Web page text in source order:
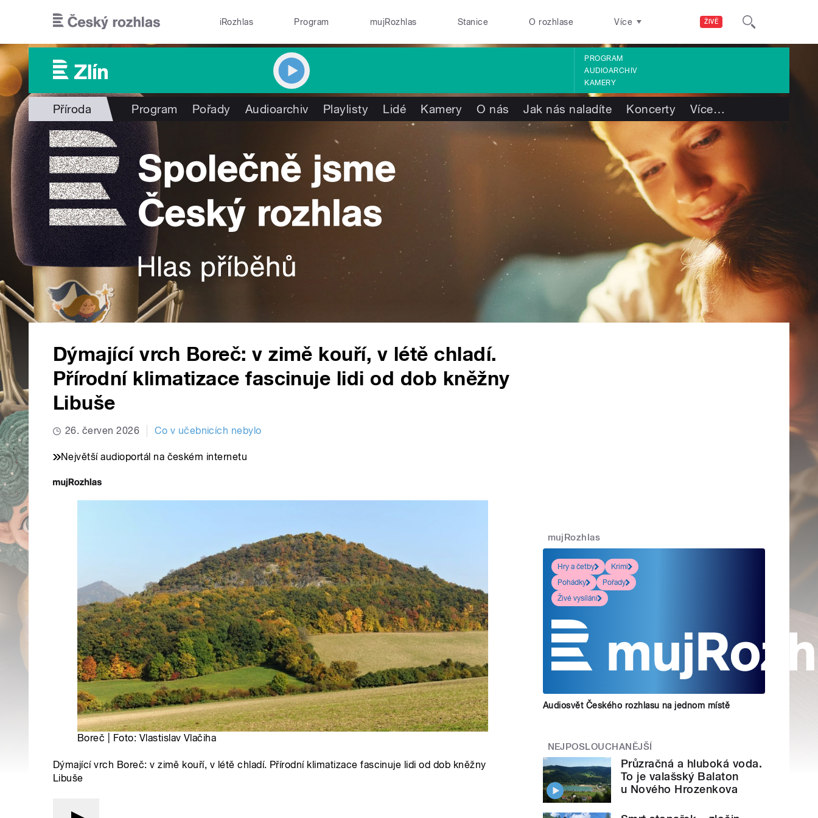
ŽIVĚ
iRozhlas Program mujRozhlas Stanice O rozhlase Více
PROGRAM
AUDIOARCHIV
KAMERY
Příroda Program Pořady Audioarchiv Playlisty Lidé Kamery O nás Jak nás naladíte Koncerty Více…
Dýmající vrch Boreč: v zimě kouří, v létě chladí.
Přírodní klimatizace fascinuje lidi od dob kněžny
Libuše
26. červen 2026 Co v učebnicích nebylo
Největší audioportál na českém internetu
Boreč | Foto: Vlastislav Vlačiha
Dýmající vrch Boreč: v zimě kouří, v létě chladí. Přírodní klimatizace fascinuje lidi od dob kněžny
Libuše
mujRozhlas
Hry a četby
Krimi
Pohádky
Pořady
Živé vysílání
Audiosvět Českého rozhlasu na jednom místě
NEJPOSLOUCHANĚJŠÍ
Průzračná a hluboká voda.
To je valašský Balaton
u Nového Hrozenkova